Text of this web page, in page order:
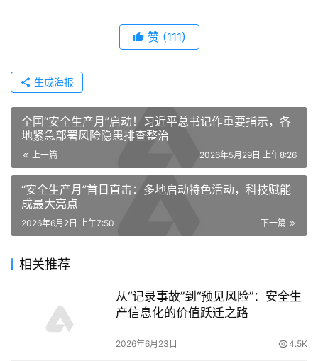
赞 (111)
生成海报
全国“安全生产月”启动！习近平总书记作重要指示，各
地紧急部署风险隐患排查整治
上一篇 2026年5月29日 上午8:26
“安全生产月”首日直击：多地启动特色活动，科技赋能
成最大亮点
下一篇
2026年6月2日 上午7:50
相关推荐
从“记录事故”到“预见风险”：安全生
产信息化的价值跃迁之路
2026年6月23日 4.5K